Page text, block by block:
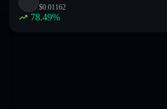
$0.01162
78.49%